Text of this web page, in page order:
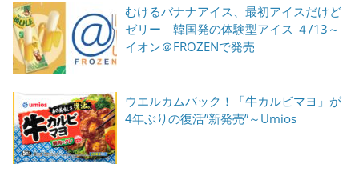
むけるバナナアイス、最初アイスだけど
ゼリー 韓国発の体験型アイス ４/13～
イオン＠FROZENで発売
ウエルカムバック！「牛カルビマヨ」が
4年ぶりの復活”新発売”～Umios